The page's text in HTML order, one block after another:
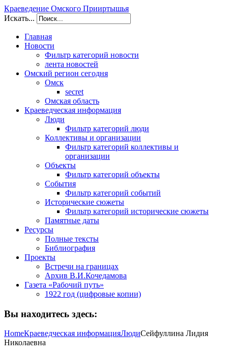
Краеведение Омского Прииртышья
Искать...
Главная
Новости
Фильтр категорий новости
лента новостей
Омский регион сегодня
Омск
secret
Омская область
Краеведческая информация
Люди
Фильтр категорий люди
Коллективы и организации
Фильтр категорий коллективы и
организации
Объекты
Фильтр категорий объекты
События
Фильтр категорий событий
Исторические сюжеты
Фильтр категорий исторические сюжеты
Памятные даты
Ресурсы
Полные тексты
Библиография
Проекты
Встречи на границах
Архив В.И.Кочедамова
Газета «Рабочий путь»
1922 год (цифровые копии)
Вы находитесь здесь:
HomeКраеведческая информацияЛюдиСейфуллина Лидия
Николаевна